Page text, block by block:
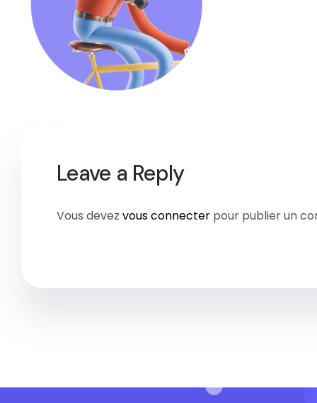
Leave a Reply
Vous devez vous connecter pour publier un